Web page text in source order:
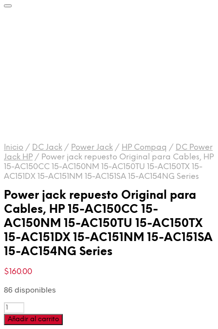
Inicio / DC Jack / Power Jack / HP Compaq / DC Power
Jack HP / Power jack repuesto Original para Cables, HP
15-AC150CC 15-AC150NM 15-AC150TU 15-AC150TX 15-
AC151DX 15-AC151NM 15-AC151SA 15-AC154NG Series
Power jack repuesto Original para
Cables, HP 15-AC150CC 15-
AC150NM 15-AC150TU 15-AC150TX
15-AC151DX 15-AC151NM 15-AC151SA
15-AC154NG Series
$160.00
86 disponibles
Cantidad
Añadir al carrito